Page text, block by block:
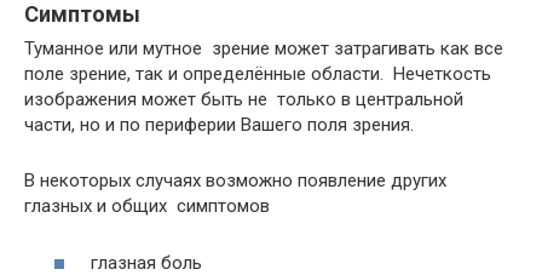
Симптомы
Туманное или мутное зрение может затрагивать как все
поле зрение, так и определённые области. Нечеткость
изображения может быть не только в центральной
части, но и по периферии Вашего поля зрения.
В некоторых случаях возможно появление других
глазных и общих симптомов
глазная боль